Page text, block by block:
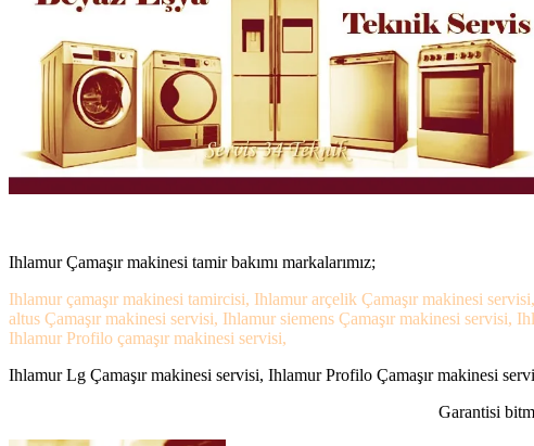
Ihlamur Çamaşır makinesi tamir bakımı markalarımız;
Ihlamur çamaşır makinesi tamircisi, Ihlamur arçelik Çamaşır makinesi
altus Çamaşır makinesi servisi, Ihlamur siemens Çamaşır makinesi servisi,
Ihlamur Profilo çamaşır makinesi servisi,
Ihlamur Lg Çamaşır makinesi servisi, Ihlamur Profilo Çamaşır makinesi
Garantisi